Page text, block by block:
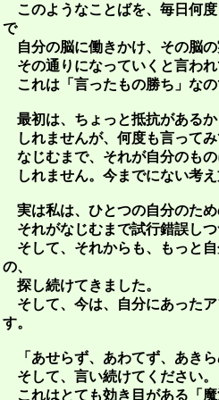
このようなことばを、毎日何
で
自分の脳に働きかけ、その脳
その通りになっていくと言わ
これは「言ったもの勝ち」な
最初は、ちょっと抵抗がある
しれませんが、何度も言って
なじむまで、それが自分のも
しれません。今までにない考
実は私は、ひとつの自分のた
それがなじむまで試行錯誤し
そして、それからも、もっと
の、
探し続けてきました。
そして、今は、自分にあった
す。
「あせらず、あわてず、あき
そして、言い続けてください。
これはとても効き目がある「